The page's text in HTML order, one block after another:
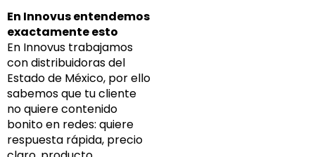
En Innovus entendemos
exactamente esto
En Innovus trabajamos
con distribuidoras del
Estado de México, por ello
sabemos que tu cliente
no quiere contenido
bonito en redes: quiere
respuesta rápida, precio